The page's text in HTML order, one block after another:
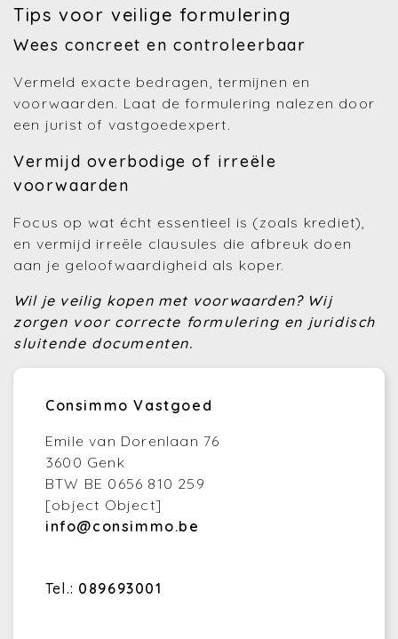
Tips voor veilige formulering
Wees concreet en controleerbaar
Vermeld exacte bedragen, termijnen en
voorwaarden. Laat de formulering nalezen door
een jurist of vastgoedexpert.
Vermijd overbodige of irreële
voorwaarden
Focus op wat écht essentieel is (zoals krediet),
en vermijd irreële clausules die afbreuk doen
aan je geloofwaardigheid als koper.
Wil je veilig kopen met voorwaarden? Wij
zorgen voor correcte formulering en juridisch
sluitende documenten.
Consimmo Vastgoed
Emile van Dorenlaan 76
3600 Genk
BTW BE 0656 810 259
[object Object]
info@consimmo.be
Tel.: 089693001